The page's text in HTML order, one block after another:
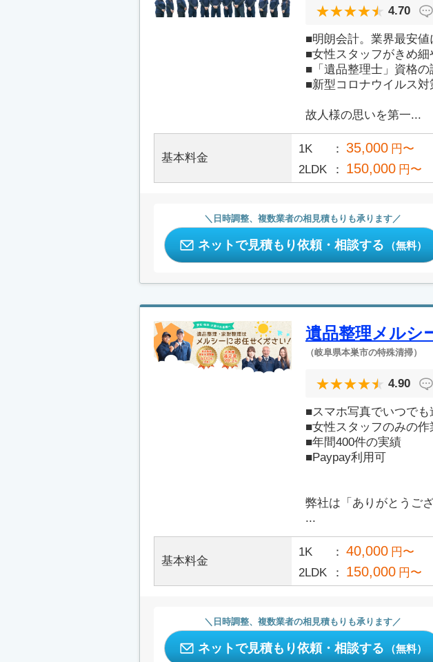
4.70
■明朗会計。業界最安値
■女性スタッフがきめ細
■「遺品整理士」資格の
■新型コロナウイルス対
故人様の思いを第一...
基本料金
1K 35,000 円〜
2LDK
150,000 円〜
日時調整、複数業者の相見積もりも承ります
ネットで見積もり依頼・相談する （無料）
遺品整理メルシ
（岐阜県本巣市の特殊清掃）
4.90
■スマホ写真でいつで
■女性スタッフのみの作
■年間400件の実績
■Paypay利用可
弊社は「ありがとうご
...
基本料金
1K 40,000 円〜
2LDK
150,000 円〜
日時調整、複数業者の相見積もりも承ります
ネットで見積もり依頼・相談する （無料）